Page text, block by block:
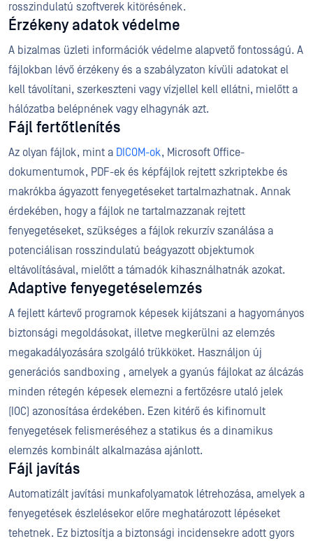
rosszindulatú szoftverek kitörésének.
Érzékeny adatok védelme
A bizalmas üzleti információk védelme alapvető fontosságú. A
fájlokban lévő érzékeny és a szabályzaton kívüli adatokat el
kell távolítani, szerkeszteni vagy vízjellel kell ellátni, mielőtt a
hálózatba belépnének vagy elhagynák azt.
Fájl fertőtlenítés
Az olyan fájlok, mint a DICOM-ok, Microsoft Office-
dokumentumok, PDF-ek és képfájlok rejtett szkriptekbe és
makrókba ágyazott fenyegetéseket tartalmazhatnak. Annak
érdekében, hogy a fájlok ne tartalmazzanak rejtett
fenyegetéseket, szükséges a fájlok rekurzív szanálása a
potenciálisan rosszindulatú beágyazott objektumok
eltávolításával, mielőtt a támadók kihasználhatnák azokat.
Adaptive fenyegetéselemzés
A fejlett kártevő programok képesek kijátszani a hagyományos
biztonsági megoldásokat, illetve megkerülni az elemzés
megakadályozására szolgáló trükköket. Használjon új
generációs sandboxing , amelyek a gyanús fájlokat az álcázás
minden rétegén képesek elemezni a fertőzésre utaló jelek
(IOC) azonosítása érdekében. Ezen kitérő és kifinomult
fenyegetések felismeréséhez a statikus és a dinamikus
elemzés kombinált alkalmazása ajánlott.
Fájl javítás
Automatizált javítási munkafolyamatok létrehozása, amelyek a
fenyegetések észlelésekor előre meghatározott lépéseket
tehetnek. Ez biztosítja a biztonsági incidensekre adott gyors